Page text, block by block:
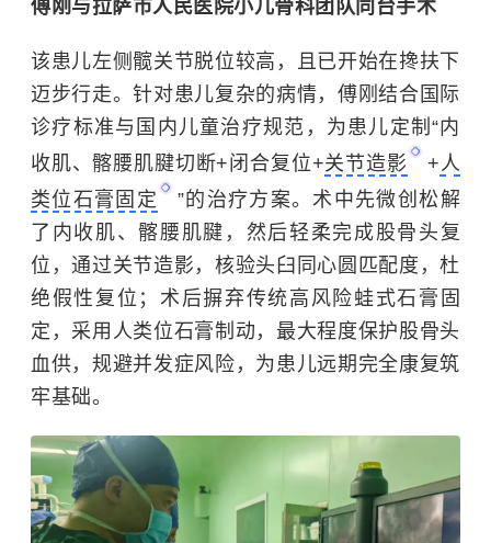
傅刚与拉萨市人民医院小儿骨科团队同台手术
该患儿左侧髋关节脱位较高，且已开始在搀扶下
迈步行走。针对患儿复杂的病情，傅刚结合国际
诊疗标准与国内儿童治疗规范，为患儿定制“内
收肌、髂腰肌腱切断+闭合复位+关节造影 +人
类位石膏固定
”的治疗方案。术中先微创松解
了内收肌、髂腰肌腱，然后轻柔完成股骨头复
位，通过关节造影，核验头臼同心圆匹配度，杜
绝假性复位；术后摒弃传统高风险蛙式石膏固
定，采用人类位石膏制动，最大程度保护股骨头
血供，规避并发症风险，为患儿远期完全康复筑
牢基础。